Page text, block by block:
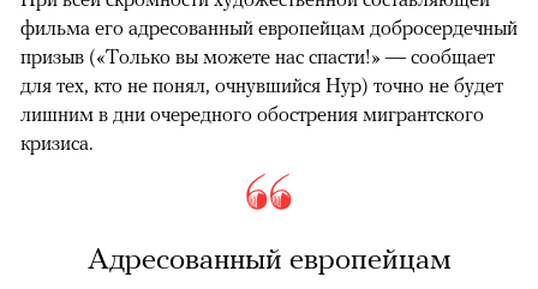
фильма его адресованный европейцам добросердечный
призыв («Только вы можете нас спасти!» — сообщает
для тех, кто не понял, очнувшийся Нур) точно не будет
лишним в дни очередного обострения мигрантского
кризиса.
Адресованный европейцам